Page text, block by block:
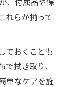
れらが揃って
ておくことも
拭き取り、
単なケアを施